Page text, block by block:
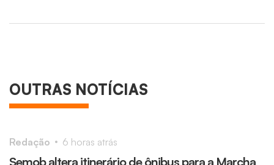
OUTRAS NOTÍCIAS
Semob altera itinerário de ônibus para a Marcha
Redação 6 horas atrás